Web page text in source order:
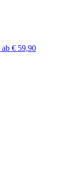
ab € 59,90